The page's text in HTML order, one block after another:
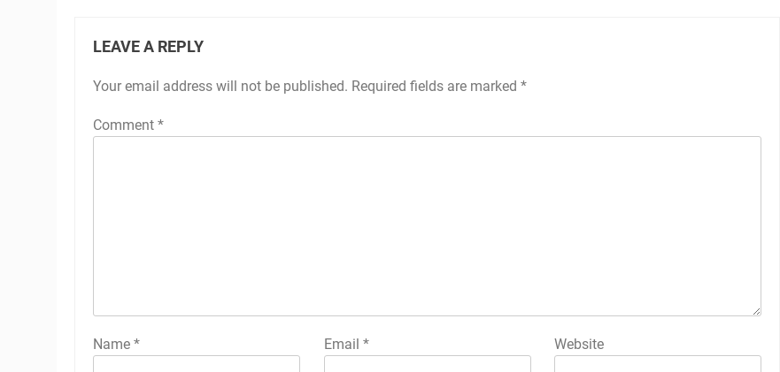
LEAVE A REPLY
Your email address will not be published. Required fields are marked *
Comment *
Name * Email * Website